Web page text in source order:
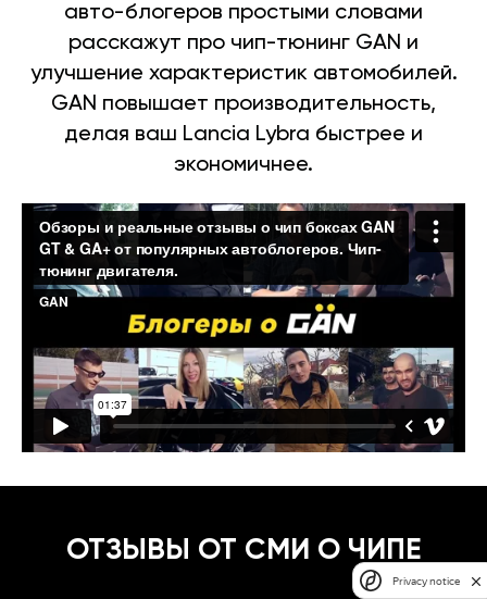
авто-блогеров простыми словами
расскажут про чип-тюнинг GAN и
улучшение характеристик автомобилей.
GAN повышает производительность,
делая ваш Lancia Lybra быстрее и
экономичнее.
ОТЗЫВЫ ОТ СМИ О ЧИПЕ
Privacy notice